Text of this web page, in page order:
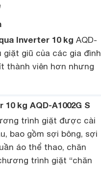
Inverter 10 kg AQD-
giặt giũ của các gia đình
thành viên hơn nhưng
kg AQD-A1002G S
trình giặt được cài
bao gồm sợi bông, sợi
áo thể thao, chăn
trình giặt “chăn